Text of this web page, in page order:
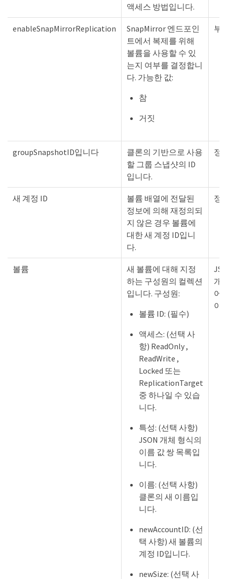
액세스 방법입니다.
enableSnapMirrorReplication
SnapMirror 엔드포인
트에서 복제를 위해
볼륨을 사용할 수 있
는지 여부를 결정합니
다. 가능한 값:
참
거짓
부
groupSnapshotID입니다
클론의 기반으로 사용
할 그룹 스냅샷의 ID
입니다.
정
새 계정 ID
볼륨 배열에 전달된
정보에 의해 재정의되
지 않은 경우 볼륨에
대한 새 계정 ID입니
다.
정
볼륨
새 볼륨에 대해 지정
하는 구성원의 컬렉션
입니다. 구성원:
볼륨 ID: (필수)
액세스: (선택 사
항) ReadOnly ,
ReadWrite ,
Locked 또는
ReplicationTarget
중 하나일 수 있습
니다.
특성: (선택 사항)
JSON 개체 형식의
이름 값 쌍 목록입
니다.
이름: (선택 사항)
클론의 새 이름입
니다.
newAccountID: (선
택 사항) 새 볼륨의
계정 ID입니다.
newSize: (선택 사
개
어
이